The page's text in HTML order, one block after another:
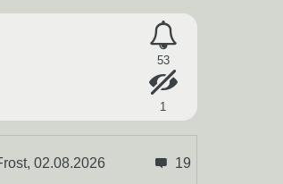
53
1
19
02.08.2026